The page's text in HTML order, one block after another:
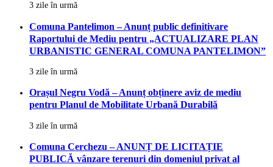
3 zile în urmă
Comuna Pantelimon – Anunț public definitivare
Raportului de Mediu pentru „ACTUALIZARE PLAN
URBANISTIC GENERAL COMUNA PANTELIMON”
3 zile în urmă
Orașul Negru Vodă – Anunț obținere aviz de mediu
pentru Planul de Mobilitate Urbană Durabilă
3 zile în urmă
Comuna Cerchezu – ANUNȚ DE LICITAȚIE
PUBLICĂ vânzare terenuri din domeniul privat al